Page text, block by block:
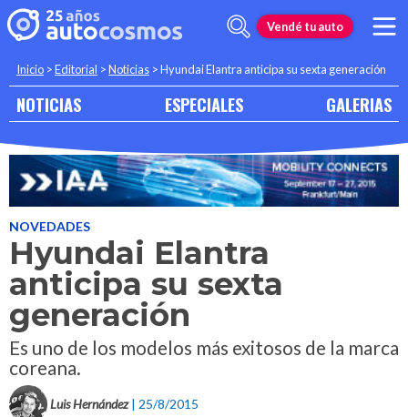
Vendé tu auto
Inicio >Editorial >Noticias >Hyundai Elantra anticipa su sexta generación
NOTICIAS ESPECIALES GALERIAS
NOVEDADES
Hyundai Elantra
anticipa su sexta
generación
Es uno de los modelos más exitosos de la marca
coreana.
Luis Hernández | 25/8/2015